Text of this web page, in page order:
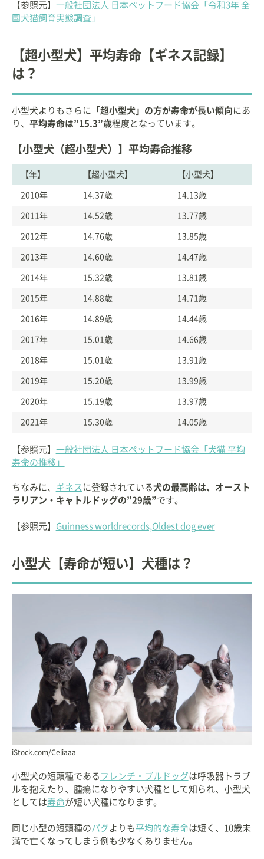
【参照元】 一般社団法人 日本ペットフード協会「令和3年 全
国犬猫飼育実態調査」
【超小型犬】平均寿命【ギネス記録】
は？
小型犬よりもさらに 「超小型犬」の方が寿命が長い傾向 にあ
り、 平均寿命は”15.3”歳程度となっています。
【小型犬（超小型犬）】平均寿命推移
【年】 【超小型犬】 【小型犬】
2010年 14.37歳 14.13歳
2011年 14.52歳 13.77歳
2012年 14.76歳 13.85歳
2013年 14.60歳 14.47歳
2014年 15.32歳 13.81歳
2015年 14.88歳 14.71歳
2016年 14.89歳 14.44歳
2017年 15.01歳 14.66歳
2018年 15.01歳 13.91歳
2019年 15.20歳 13.99歳
2020年 15.19歳 13.97歳
2021年 15.30歳 14.05歳
【参照元】 一般社団法人 日本ペットフード協会「犬猫 平均
寿命の推移」
ちなみに、 ギネス に登録されている犬の最高齢は、オースト
ラリアン・キャトルドッグの”29歳”です。
【参照元】 Guinness worldrecords,Oldest dog ever
小型犬【寿命が短い】犬種は？
iStock.com/Celiaaa
小型犬の短頭種である フレンチ・ブルドッグは呼吸器トラブ
ルを抱えたり、腫瘍になりやすい犬種として知られ、小型犬
としては寿命が短い犬種になります。
同じ小型の短頭種の パグ よりも平均的な寿命は短く、10歳未
満で亡くなってしまう例も少なくありません。